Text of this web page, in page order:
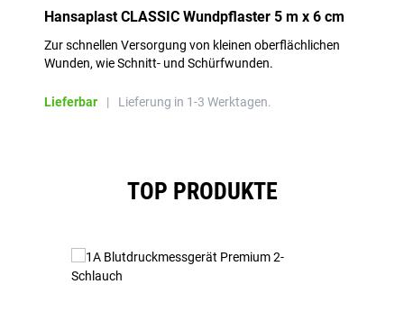
Hansaplast CLASSIC Wundpflaster 5 m x 6 cm
Zur schnellen Versorgung von kleinen oberflächlichen
Wunden, wie Schnitt- und Schürfwunden.
Lieferbar | Lieferung in 1-3 Werktagen.
TOP PRODUKTE